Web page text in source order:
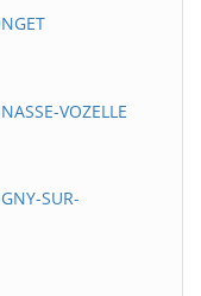
VOZELLE
SUR-